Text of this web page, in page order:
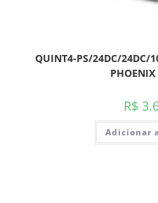
QUINT4-PS/24DC/24DC/
PHOENIX
R$
Adicionar